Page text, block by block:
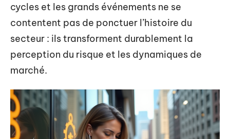
cycles et les grands événements ne se
contentent pas de ponctuer l’histoire du
secteur : ils transforment durablement la
perception du risque et les dynamiques de
marché.